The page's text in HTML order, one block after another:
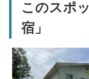
このスポ
宿」